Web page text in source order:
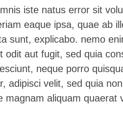
iste natus error sit
eaque ipsa, quae ab
sunt, explicabo. nemo
odit aut fugit, sed quia
neque porro
adipisci velit, sed quia
magnam aliquam quaerat